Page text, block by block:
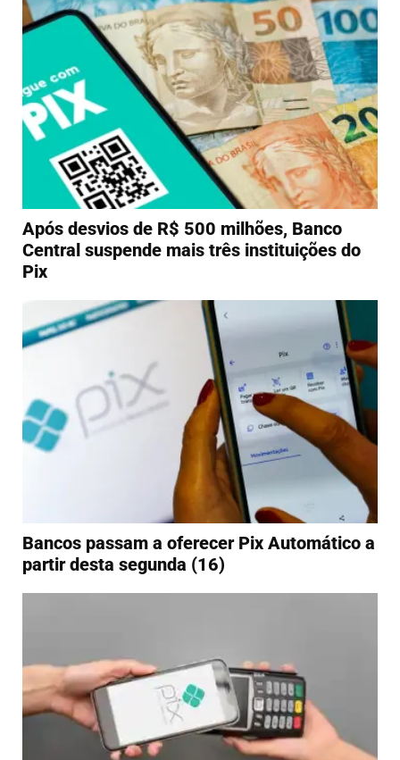
Após desvios de R$ 500 milhões, Banco
Central suspende mais três instituições do
Pix
Bancos passam a oferecer Pix Automático a
partir desta segunda (16)